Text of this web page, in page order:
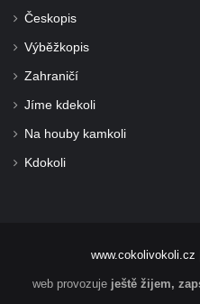
Českopis
Výběžkopis
Zahraničí
Jíme kdekoli
Na houby kamkoli
Kdokoli
www.cokolivokoli.cz
web provozuje ještě žijem,